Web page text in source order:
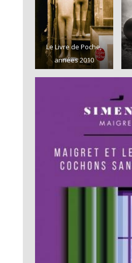
Le Livre de Poche,
années 2010